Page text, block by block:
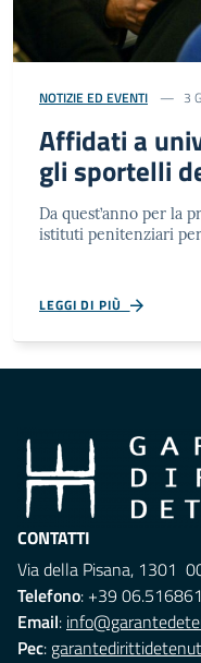
NOTIZIE ED EVENTI 3
Affidati a
gli sportelli
Da quest’anno per la
istituti penitenziari
LEGGI DI PIÙ
CONTATTI
Via della Pisana, 1301
Telefono: +39
Email:
Pec: